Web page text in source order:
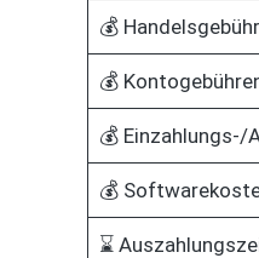
💰
💰
💰 Einzahlungs-/
💰
⌛